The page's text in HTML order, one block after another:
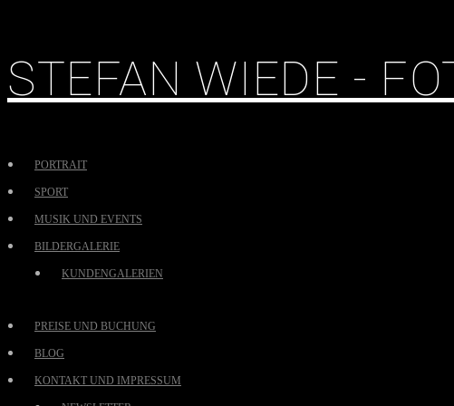
STEFAN WIEDE -
PORTRAIT
SPORT
MUSIK UND EVENTS
BILDERGALERIE
KUNDENGALERIEN
PREISE UND BUCHUNG
BLOG
KONTAKT UND IMPRESSUM